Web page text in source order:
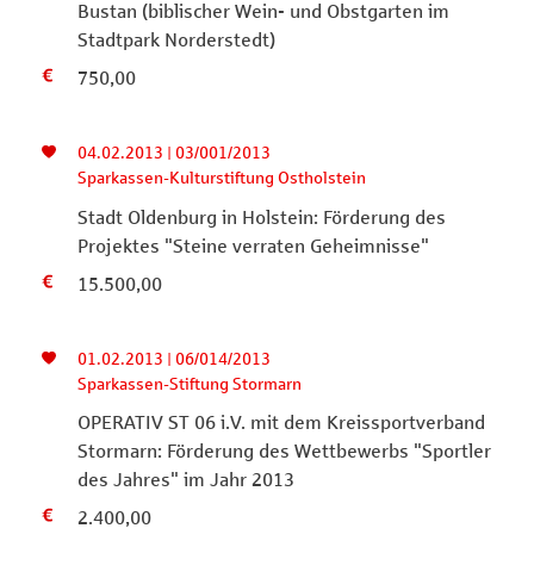
Bustan (biblischer Wein- und Obstgarten im
Stadtpark Norderstedt)
750,00
04.02.2013 | 03/001/2013
Sparkassen-Kulturstiftung Ostholstein
Stadt Oldenburg in Holstein: Förderung des
Projektes "Steine verraten Geheimnisse"
15.500,00
01.02.2013 | 06/014/2013
Sparkassen-Stiftung Stormarn
OPERATIV ST 06 i.V. mit dem Kreissportverband
Stormarn: Förderung des Wettbewerbs "Sportler
des Jahres" im Jahr 2013
2.400,00